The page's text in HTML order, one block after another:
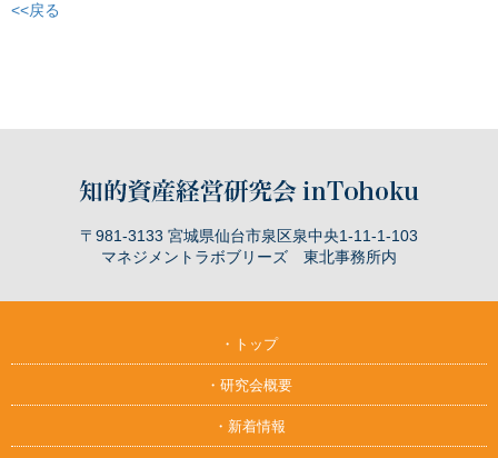
<<戻る
〒981-3133 宮城県仙台市泉区泉中央1-11-1-103
マネジメントラボブリーズ 東北事務所内
・トップ
・研究会概要
・新着情報